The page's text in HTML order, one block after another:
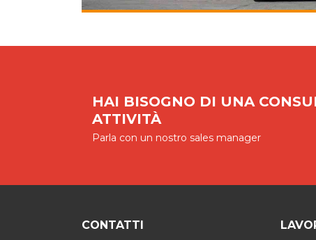
HAI BISOGNO DI UNA
ATTIVITÀ
Parla con un nostro sales manager
CONTATTI